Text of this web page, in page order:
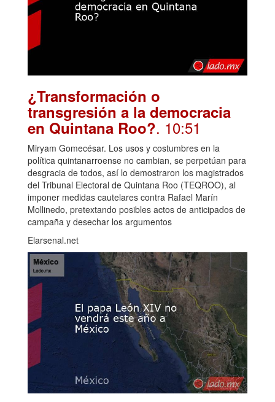
¿Transformación o
transgresión a la democracia
en Quintana Roo?. 10:51
Miryam Gomecésar. Los usos y costumbres en la
política quintanarroense no cambian, se perpetúan para
desgracia de todos, así lo demostraron los magistrados
del Tribunal Electoral de Quintana Roo (TEQROO), al
imponer medidas cautelares contra Rafael Marín
Mollinedo, pretextando posibles actos de anticipados de
campaña y desechar los argumentos
Elarsenal.net